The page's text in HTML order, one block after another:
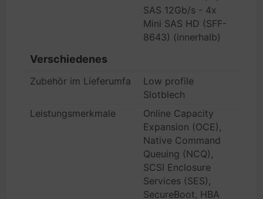
SAS 12Gb/s - 4x
Mini SAS HD (SFF-
8643) (innerhalb)
Verschiedenes
Zubehör im Lieferumfang
Low profile
Slotblech
Leistungsmerkmale
Online Capacity
Expansion (OCE),
Native Command
Queuing (NCQ),
SCSI Enclosure
Services (SES),
SecureBoot, HBA